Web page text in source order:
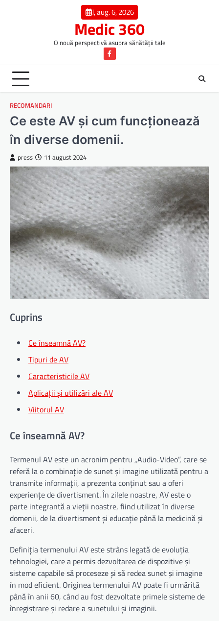
J, aug. 6, 2026
Medic 360
O nouă perspectivă asupra sănătății tale
Facebook
RECOMANDARI
Ce este AV și cum funcționează
în diverse domenii.
press 11 august 2024
Cuprins
Ce înseamnă AV?
Tipuri de AV
Caracteristicile AV
Aplicații și utilizări ale AV
Viitorul AV
Ce înseamnă AV?
Termenul AV este un acronim pentru „Audio-Video”, care se
referă la o combinație de sunet și imagine utilizată pentru a
transmite informații, a prezenta conținut sau a oferi
experiențe de divertisment. În zilele noastre, AV este o
parte integrantă a vieții noastre, fiind utilizat în diverse
domenii, de la divertisment și educație până la medicină și
afaceri.
Definiția termenului AV este strâns legată de evoluția
tehnologiei, care a permis dezvoltarea de dispozitive și
sisteme capabile să proceseze și să redea sunet și imagine
în mod eficient. Originea termenului AV poate fi urmărită
până în anii 60, când au fost dezvoltate primele sisteme de
înregistrare și redare a sunetului și imaginii.